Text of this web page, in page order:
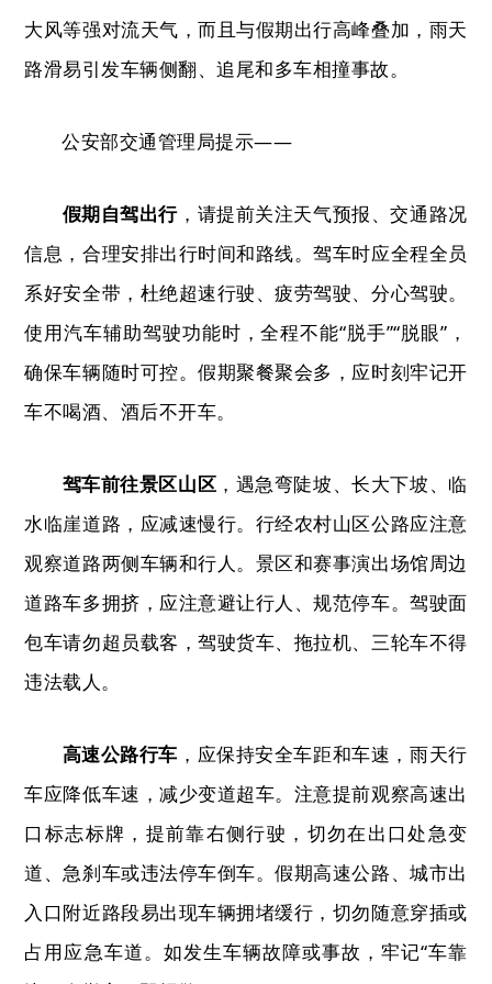
大风等强对流天气，而且与假期出行高峰叠加，雨天
路滑易引发车辆侧翻、追尾和多车相撞事故。
公安部交通管理局提示——
假期自驾出行 ， 请提前关注天气预报、交通路况
信息，合理安排出行时间和路线。驾车时应全程全员
系好安全带，杜绝超速行驶、疲劳驾驶、分心驾驶。
使用汽车辅助驾驶功能时，全程不能“脱手”“脱眼” ，
确保车辆随时可控。假期聚餐聚会多，应时刻牢记开
车不喝酒、酒后不开车。
驾车前往景区山区 ， 遇急弯陡坡、长大下坡、临
水临崖道路，应减速慢行。行经农村山区公路应注意
观察道路两侧车辆和行人。景区和赛事演出场馆周边
道路车多拥挤，应注意避让行人、规范停车。驾驶面
包车请勿超员载客，驾驶货车、拖拉机、三轮车不得
违法载人。
高速公路行车 ， 应保持安全车距和车速，雨天行
车应降低车速，减少变道超车。 注意提前观察高速出
口标志标牌，提前靠右侧行驶，切勿在出口处急变
道、急刹车或违法停车倒车。假期高速公路、城市出
入口附近路段易出现车辆拥堵缓行，切勿随意穿插或
占用应急车道。如发生车辆故障或事故，牢记“车靠